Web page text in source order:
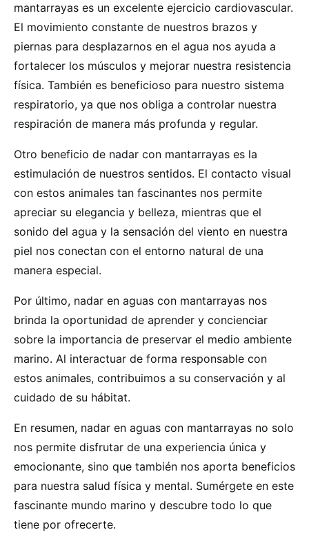
mantarrayas es un excelente ejercicio cardiovascular.
El movimiento constante de nuestros brazos y
piernas para desplazarnos en el agua nos ayuda a
fortalecer los músculos y mejorar nuestra resistencia
física. También es beneficioso para nuestro sistema
respiratorio, ya que nos obliga a controlar nuestra
respiración de manera más profunda y regular.
Otro beneficio de nadar con mantarrayas es la
estimulación de nuestros sentidos. El contacto visual
con estos animales tan fascinantes nos permite
apreciar su elegancia y belleza, mientras que el
sonido del agua y la sensación del viento en nuestra
piel nos conectan con el entorno natural de una
manera especial.
Por último, nadar en aguas con mantarrayas nos
brinda la oportunidad de aprender y concienciar
sobre la importancia de preservar el medio ambiente
marino. Al interactuar de forma responsable con
estos animales, contribuimos a su conservación y al
cuidado de su hábitat.
En resumen, nadar en aguas con mantarrayas no solo
nos permite disfrutar de una experiencia única y
emocionante, sino que también nos aporta beneficios
para nuestra salud física y mental. Sumérgete en este
fascinante mundo marino y descubre todo lo que
tiene por ofrecerte.